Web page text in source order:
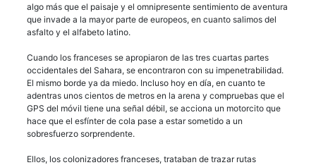
algo más que el paisaje y el omnipresente sentimiento de aventura
que invade a la mayor parte de europeos, en cuanto salimos del
asfalto y el alfabeto latino.
Cuando los franceses se apropiaron de las tres cuartas partes
occidentales del Sahara, se encontraron con su impenetrabilidad.
El mismo borde ya da miedo. Incluso hoy en día, en cuanto te
adentras unos cientos de metros en la arena y compruebas que el
GPS del móvil tiene una señal débil, se acciona un motorcito que
hace que el esfínter de cola pase a estar sometido a un
sobresfuerzo sorprendente.
Ellos, los colonizadores franceses, trataban de trazar rutas